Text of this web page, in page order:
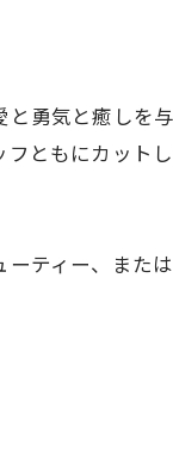
勇気と癒しを与
ともにカットし
ティー、また